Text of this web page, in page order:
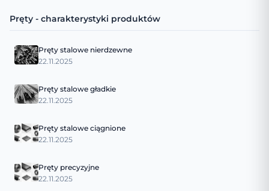
Pręty - charakterystyki produktów
Pręty stalowe nierdzewne
22.11.2025
Pręty stalowe gładkie
22.11.2025
Pręty stalowe ciągnione
22.11.2025
Pręty precyzyjne
22.11.2025